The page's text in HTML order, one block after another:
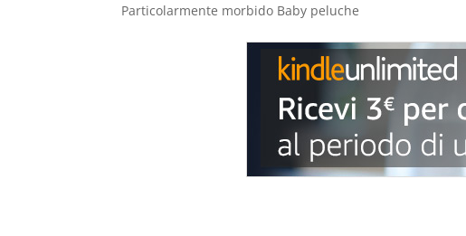
Particolarmente morbido Baby peluche